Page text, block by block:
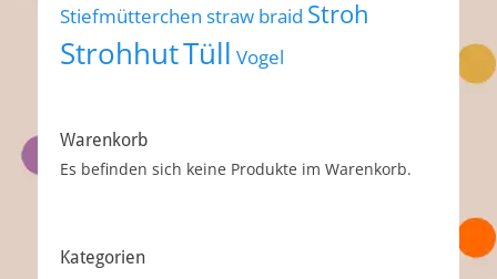
Stiefmütterchen straw braid Stroh
StrohhutTüll Vogel
Warenkorb
Es befinden sich keine Produkte im Warenkorb.
Kategorien